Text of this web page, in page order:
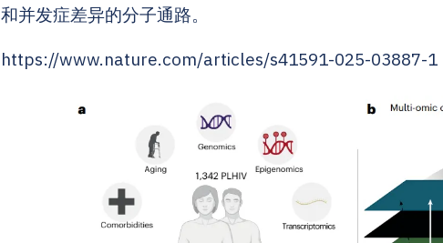
和并发症差异的分子通路。
https://www.nature.com/articles/s41591-025-03887-1